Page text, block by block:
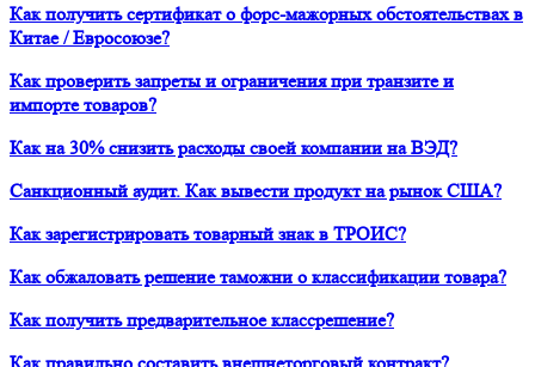
Как получить сертификат о форс-мажорных обстоятельствах в
Китае / Евросоюзе?
Как проверить запреты и ограничения при транзите и
импорте товаров?
Как на 30% снизить расходы своей компании на ВЭД?
Санкционный аудит. Как вывести продукт на рынок США?
Как зарегистрировать товарный знак в ТРОИС?
Как обжаловать решение таможни о классификации товара?
Как получить предварительное классрешение?